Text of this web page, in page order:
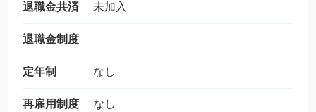
退職金共済 未加入
退職金制度
定年制 なし
再雇用制度 なし